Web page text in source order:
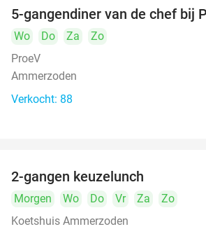
5-gangendiner van de chef bij
Wo Do Za
Zo
ProeV
Ammerzoden
Verkocht: 88
2-gangen keuzelunch
Morgen Wo Do Vr Za
Zo
Koetshuis Ammerzoden